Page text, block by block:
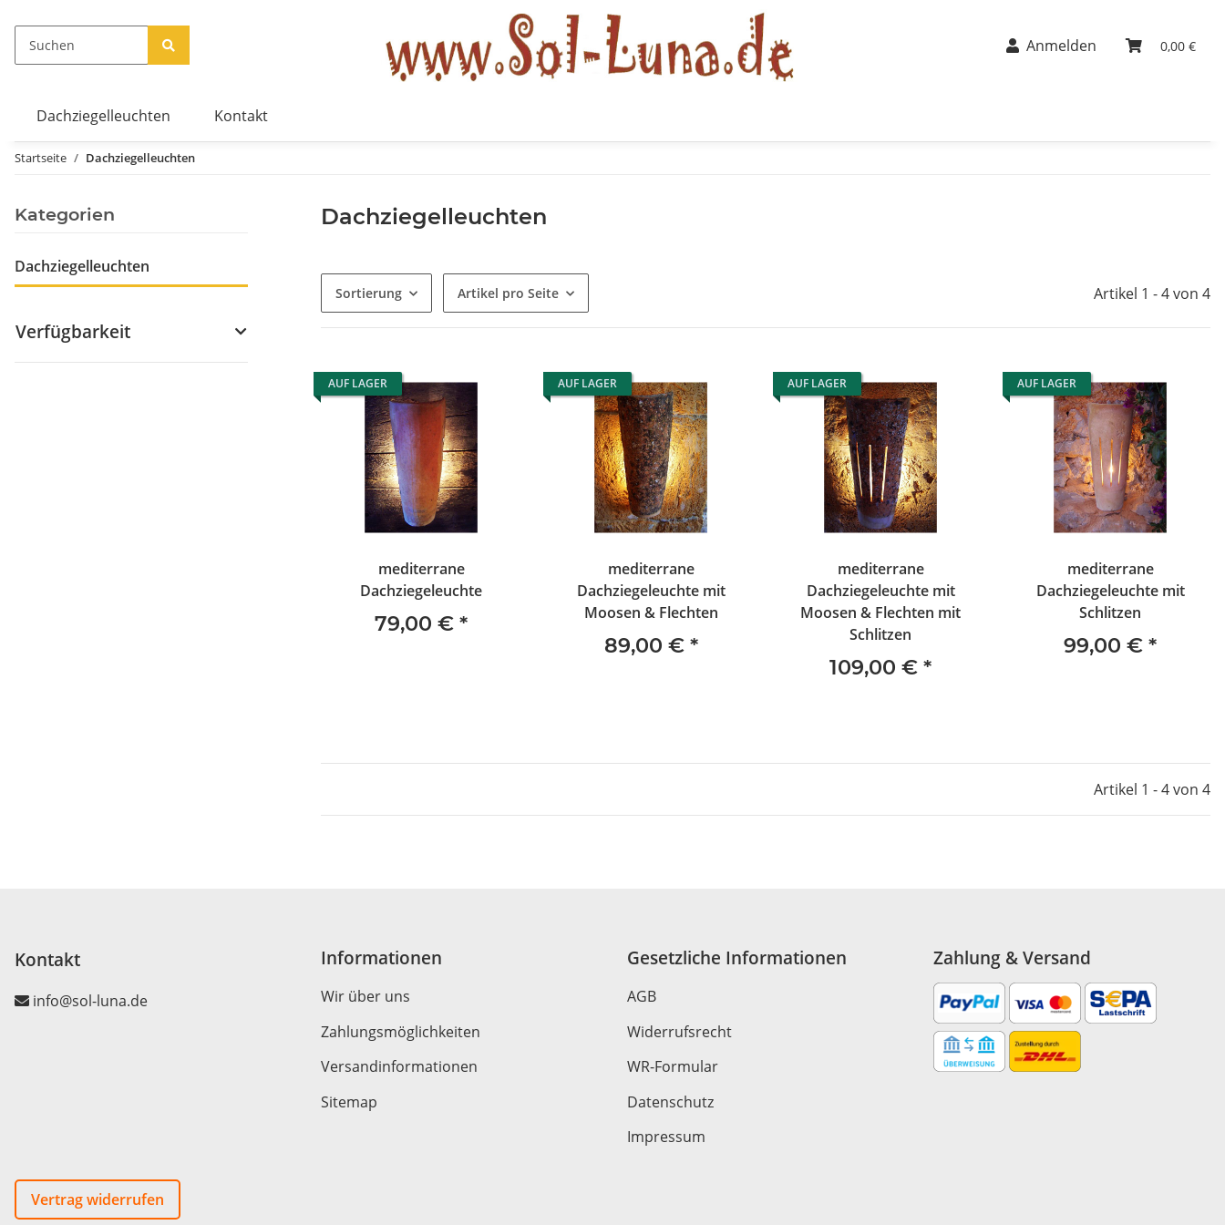
Anmelden 0,00 €
Dachziegelleuchten Kontakt
Startseite Dachziegelleuchten
Dachziegelleuchten
Sortierung Artikel pro Seite Artikel 1 - 4 von 4
AUF LAGER
mediterrane
Dachziegeleuchte
79,00 € *
AUF LAGER
mediterrane
Dachziegeleuchte mit
Moosen & Flechten
89,00 € *
AUF LAGER
mediterrane
Dachziegeleuchte mit
Moosen & Flechten mit
Schlitzen
109,00 € *
AUF LAGER
mediterrane
Dachziegeleuchte mit
Schlitzen
99,00 € *
Artikel 1 - 4 von 4
Kategorien
Dachziegelleuchten
Verfügbarkeit
Kontakt
info@sol-luna.de
Informationen
Wir über uns
Zahlungsmöglichkeiten
Versandinformationen
Sitemap
Gesetzliche Informationen
AGB
Widerrufsrecht
WR-Formular
Datenschutz
Impressum
Zahlung & Versand
Vertrag widerrufen